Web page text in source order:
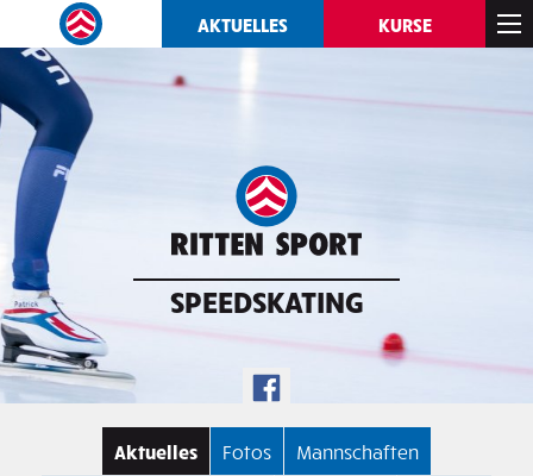
AKTUELLES KURSE
SPEEDSKATING
Aktuelles Fotos Mannschaften